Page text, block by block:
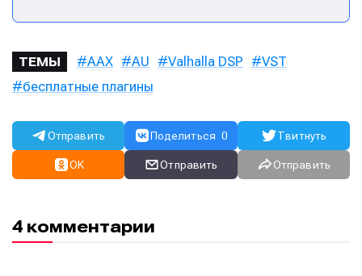
Написание
Исполнение
Инструменты
Написание
Исполнение
Инструменты
ТЕМЫ AAX AU Valhalla DSP
VST
бесплатные плагины
Отправить Поделиться 0 Твитнуть
OK Отправить Отправить
4 комментарии